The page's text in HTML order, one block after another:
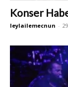
Konser
leylailemecnun -